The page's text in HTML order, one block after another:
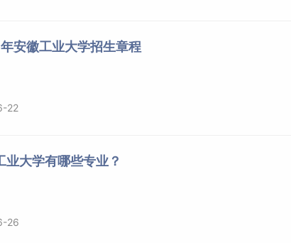
安徽工业大学招生章程
22
业大学有哪些专业？
26